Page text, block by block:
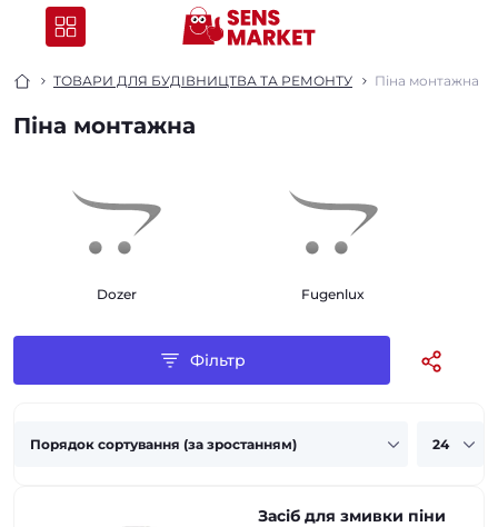
ТОВАРИ ДЛЯ БУДІВНИЦТВА ТА РЕМОНТУ Піна монтажна
Піна монтажна
Dozer Fugenlux
Фільтр
Засіб для змивки піни